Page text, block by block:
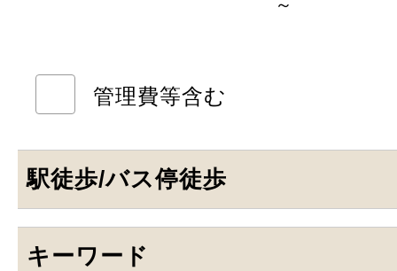
～
管理費等含む
駅徒歩/バス停徒歩
キーワード